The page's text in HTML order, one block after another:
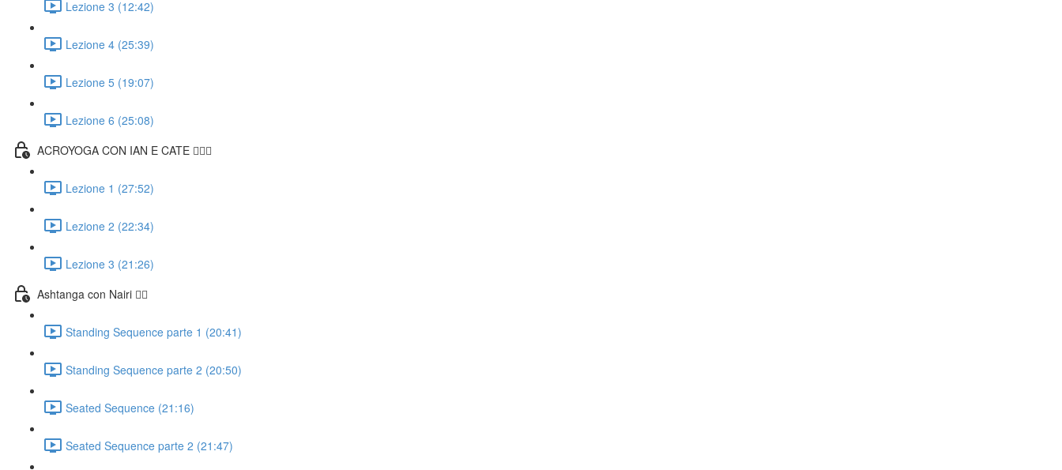
Lezione 3 (12:42)
Lezione 4 (25:39)
Lezione 5 (19:07)
Lezione 6 (25:08)
ACROYOGA CON IAN E CATE 🤸🏻‍♀️
Lezione 1 (27:52)
Lezione 2 (22:34)
Lezione 3 (21:26)
Ashtanga con Nairi 🧘‍♀️
Standing Sequence parte 1 (20:41)
Standing Sequence parte 2 (20:50)
Seated Sequence (21:16)
Seated Sequence parte 2 (21:47)